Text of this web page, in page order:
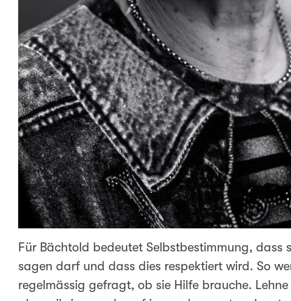
Für Bächtold bedeutet Selbstbestimmung, dass
sagen darf und dass dies respektiert wird. So
regelmässig gefragt, ob sie Hilfe brauche.